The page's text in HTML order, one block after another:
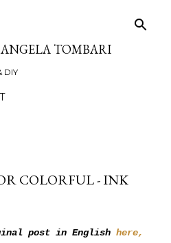
TOMBARI
DIY
COLORFUL - INK
post in English here,